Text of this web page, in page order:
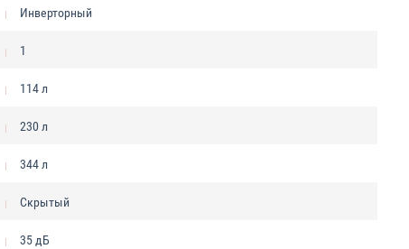
Инверторный
1
114 л
230 л
344 л
Скрытый
35 дБ